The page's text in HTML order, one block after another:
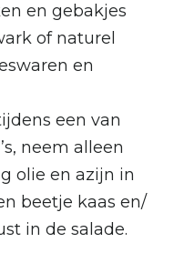
en gebakjes
of naturel
en
een van
neem alleen
olie en azijn in
beetje kaas en/
in de salade.